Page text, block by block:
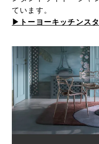
ています。
▶︎トーヨーキッチンス